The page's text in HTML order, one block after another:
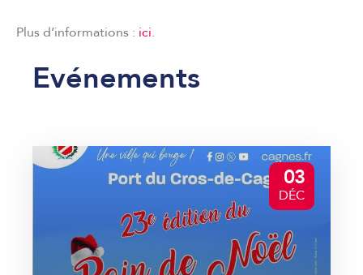
Plus d’informations : ici.
Evénements
03
DÉC